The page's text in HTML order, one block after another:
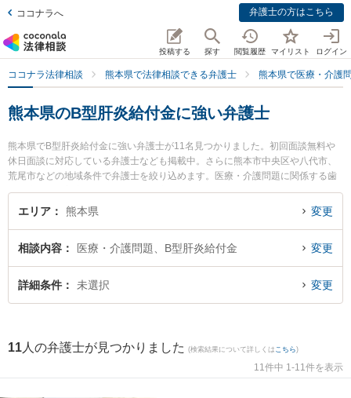
ココナラへ 弁護士の方はこちら
投稿する 探す 閲覧履歴 マイリスト ログイン
ココナラ法律相談 熊本県で法律相談できる弁護士 熊本県で医療・介護
熊本県のB型肝炎給付金に強い弁護士
熊本県でB型肝炎給付金に強い弁護士が11名見つかりました。初回面談無料や
休日面談に対応している弁護士なども掲載中。さらに熊本市中央区や八代市、
荒尾市などの地域条件で弁護士を絞り込めます。医療・介護問題に関係する歯
科治療ミスや美容整形のトラブル、産婦人科の訴訟等の細かな分野での絞り込
み検索もでき便利です。特に春田法律事務所 熊本オフィスの井手 俊輔弁護士や
本県で土日や夜間に発生したB型肝炎給付金のトラブルを今すぐに弁護士に相談
したい』『B型肝炎給付金のトラブル解決の実績豊富な近くの弁護士を検索した
い』『初回相談無料でB型肝炎給付金を法律相談できる熊本県内の弁護士に相談
エリア 熊本県 変更
相談内容 医療・介護問題、B型肝炎給付金 変更
詳細条件 未選択 変更
11 人の弁護士が見つかりました (検索結果について詳しくは こちら)
11件中 1-11件を表示